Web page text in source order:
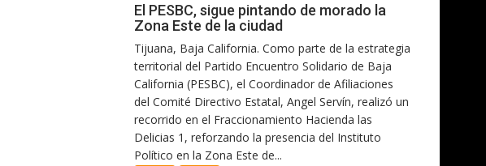
El PESBC, sigue pintando de morado la
Zona Este de la ciudad
Tijuana, Baja California. Como parte de la estrategia
territorial del Partido Encuentro Solidario de Baja
California (PESBC), el Coordinador de Afiliaciones
del Comité Directivo Estatal, Angel Servín, realizó un
recorrido en el Fraccionamiento Hacienda las
Delicias 1, reforzando la presencia del Instituto
Político en la Zona Este de...